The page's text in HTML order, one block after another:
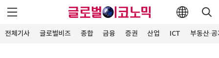
전체기사 글로벌비즈 종합 금융 증권 산업 ICT 부동산·